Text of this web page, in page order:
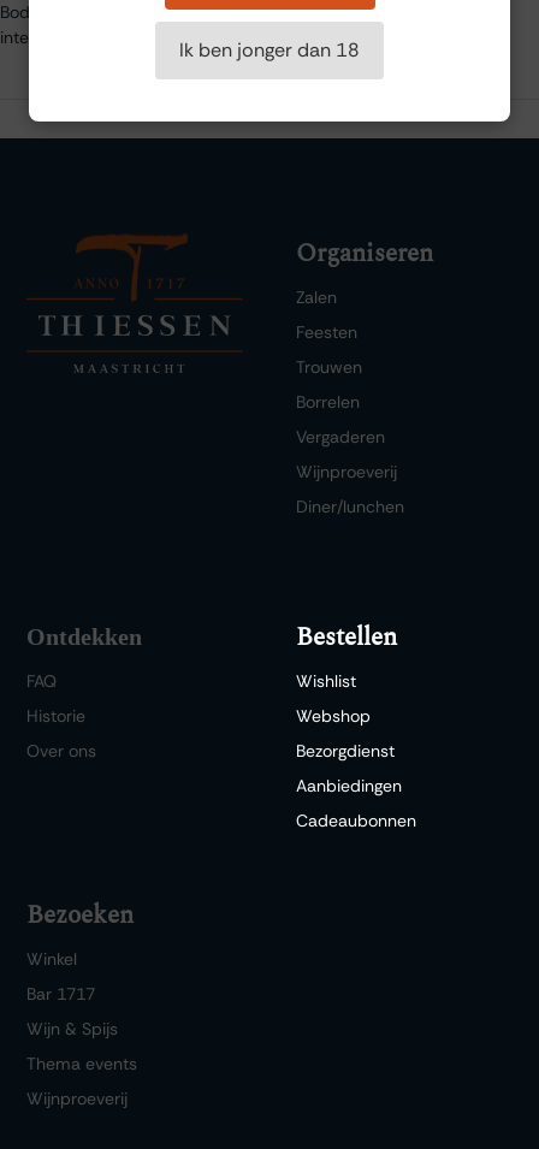
Bodega Matsu een prominente plaats veroverd in de Spaanse en
internationale wijnwereld.
Organiseren
Zalen
Feesten
Trouwen
Borrelen
Vergaderen
Wijnproeverij
Diner/lunchen
Ontdekken
FAQ
Historie
Over ons
Bestellen
Wishlist
Webshop
Bezorgdienst
Aanbiedingen
Cadeaubonnen
Bezoeken
Winkel
Bar 1717
Wijn & Spijs
Thema events
Wijnproeverij
Ik ben jonger dan 18